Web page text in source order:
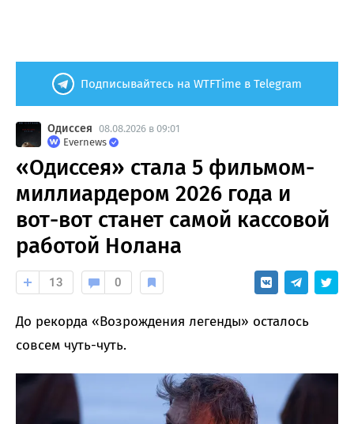
Подписывайтесь на WTFTime в Telegram
Одиссея 08.08.2026 в 09:01
Evernews
«Одиссея» стала 5 фильмом-
миллиардером 2026 года и
вот-вот станет самой кассовой
работой Нолана
13 0
До рекорда «Возрождения легенды» осталось
совсем чуть-чуть.